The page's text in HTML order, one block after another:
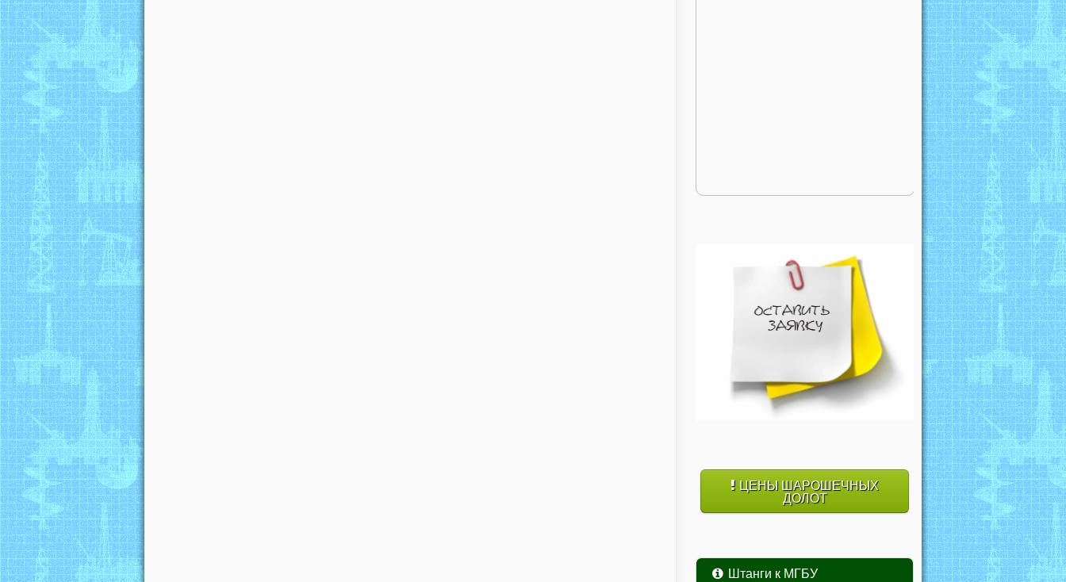
ЦЕНЫ ШАРОШЕЧНЫХ
ДОЛОТ
Штанги к МГБУ